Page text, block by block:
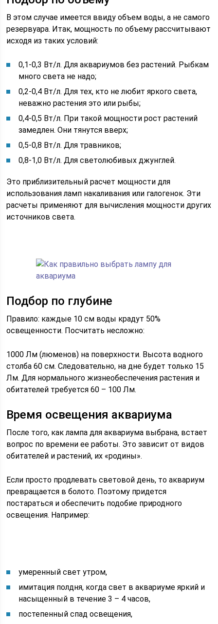
В этом случае имеется ввиду объем воды, а не самого
резервуара. Итак, мощность по объему рассчитывают
исходя из таких условий:
0,1-0,3 Вт/л. Для аквариумов без растений. Рыбкам
много света не надо;
0,2-0,4 Вт/л. Для тех, кто не любит яркого света,
неважно растения это или рыбы;
0,4-0,5 Вт/л. При такой мощности рост растений
замедлен. Они тянутся вверх;
0,5-0,8 Вт/л. Для травников;
0,8-1,0 Вт/л. Для светолюбивых джунглей.
Это приблизительный расчет мощности для
использования ламп накаливания или галогенок. Эти
расчеты применяют для вычисления мощности других
источников света.
Подбор по глубине
Правило: каждые 10 см воды крадут 50%
освещенности. Посчитать несложно:
1000 Лм (люменов) на поверхности. Высота водного
столба 60 см. Следовательно, на дне будет только 15
Лм. Для нормального жизнеобеспечения растения и
обитателей требуется 60 – 100 Лм.
Время освещения аквариума
После того, как лампа для аквариума выбрана, встает
вопрос по времени ее работы. Это зависит от видов
обитателей и растений, их «родины».
Если просто продлевать световой день, то аквариум
превращается в болото. Поэтому придется
постараться и обеспечить подобие природного
освещения. Например:
умеренный свет утром,
имитация полдня, когда свет в аквариуме яркий и
насыщенный в течение 3 – 4 часов,
постепенный спад освещения,